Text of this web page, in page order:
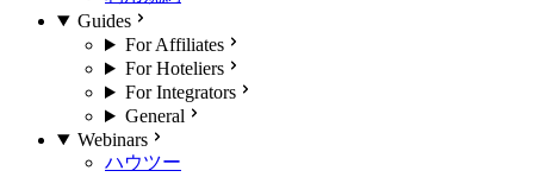
Guides
For Affiliates
For Hoteliers
For Integrators
General
Webinars
ハウツー